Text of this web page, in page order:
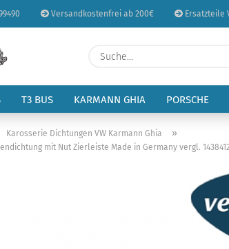
Versandkostenfrei ab 200€ Ersatzteile
T3 BUS KARMANN GHIA PORSCHE
Karosserie Dichtungen VW Karmann Ghia »
mit Nut Zierleiste Made in Germany vergl.